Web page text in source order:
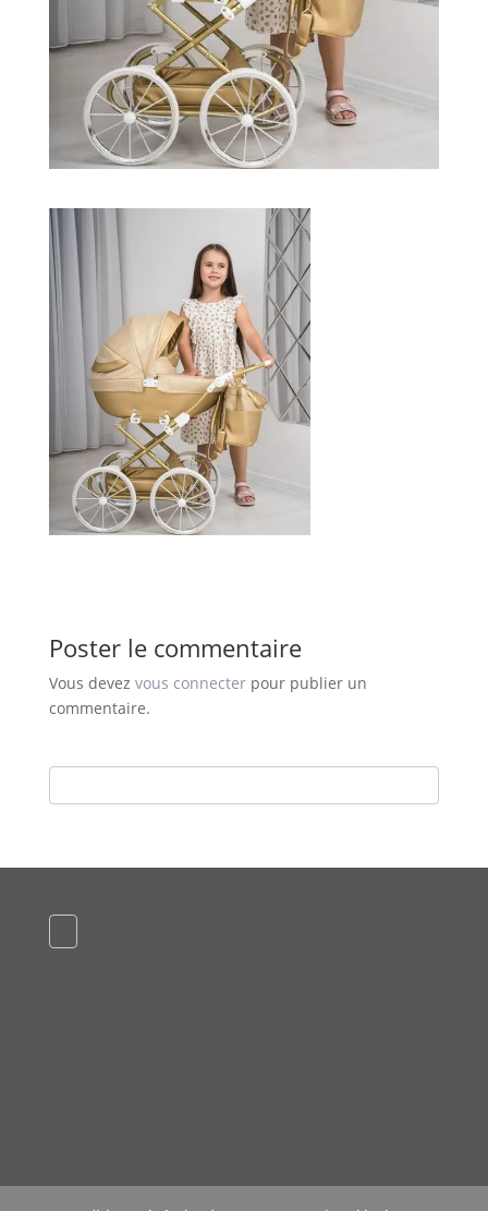
Poster le commentaire
Vous devez vous connecterpour publier un
commentaire.